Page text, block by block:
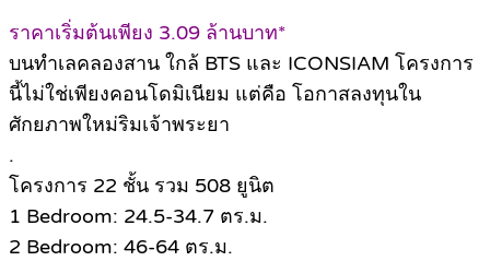
ราคาเริ่มต้นเพียง 3.09 ล้านบาท*
บนทำเลคลองสาน ใกล้ BTS และ ICONSIAM โครงการ
นี้ไม่ใช่เพียงคอนโดมิเนียม แต่คือ โอกาสลงทุนใน
ศักยภาพใหม่ริมเจ้าพระยา
.
โครงการ 22 ชั้น รวม 508 ยูนิต
1 Bedroom: 24.5-34.7 ตร.ม.
2 Bedroom: 46-64 ตร.ม.